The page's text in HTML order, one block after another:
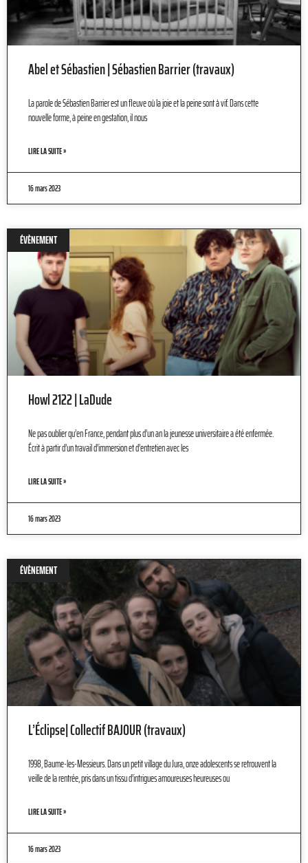
Abel et Sébastien | Sébastien Barrier (travaux)
La parole de Sébastien Barrier est un fleuve où la joie et la peine sont à vif. Dans cette
nouvelle forme, à peine en gestation, il nous
LIRE LA SUITE »
16 mars 2023
ÉVÈNEMENT
Howl 2122 | LaDude
Ne pas oublier qu’en France, pendant plus d’un an la jeunesse universitaire a été enfermée.
Écrit à partir d’un travail d’immersion et d’entretien avec les
LIRE LA SUITE »
16 mars 2023
ÉVÈNEMENT
L’Éclipse| Collectif BAJOUR (travaux)
1998, Baume-les-Messieurs. Dans un petit village du Jura, onze adolescents se retrouvent la
veille de la rentrée, pris dans un tissu d’intrigues amoureuses heureuses ou
LIRE LA SUITE »
16 mars 2023